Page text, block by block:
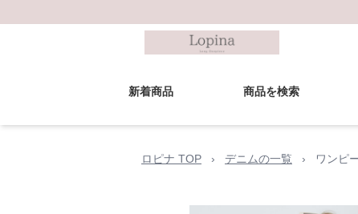
新着商品 商品を検索
ロピナ TOP › デニムの一覧 › ワンピ